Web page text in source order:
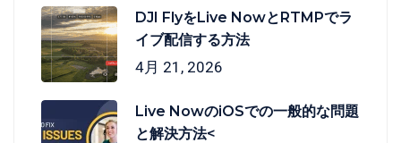
DJI FlyをLive NowとRTMPでラ
イブ配信する方法
4月 21, 2026
Live NowのiOSでの一般的な問題
と解決方法<